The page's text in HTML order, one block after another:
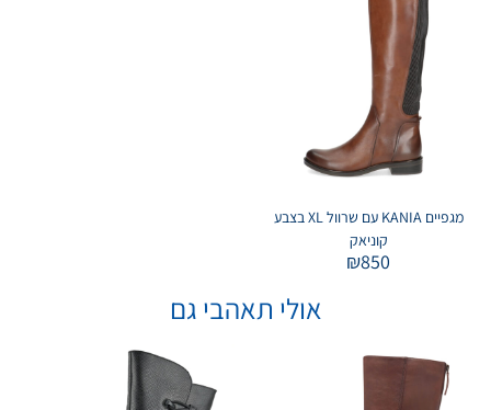
מגפיים KANIA עם שרוול XL בצבע
קוניאק
₪850
אולי תאהבי גם